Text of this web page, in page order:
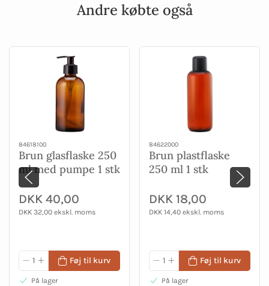
Andre købte også
84618100
Brun glasflaske 250
ml med pumpe 1 stk
DKK 40,00
DKK 32,00 ekskl. moms
Føj til kurv
På lager
84622000
Brun plastflaske
250 ml 1 stk
DKK 18,00
DKK 14,40 ekskl. moms
Føj til kurv
På lager